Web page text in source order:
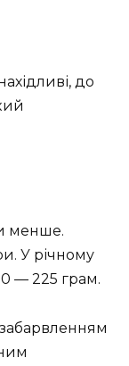
до
менше.
У річному
— 225 грам.